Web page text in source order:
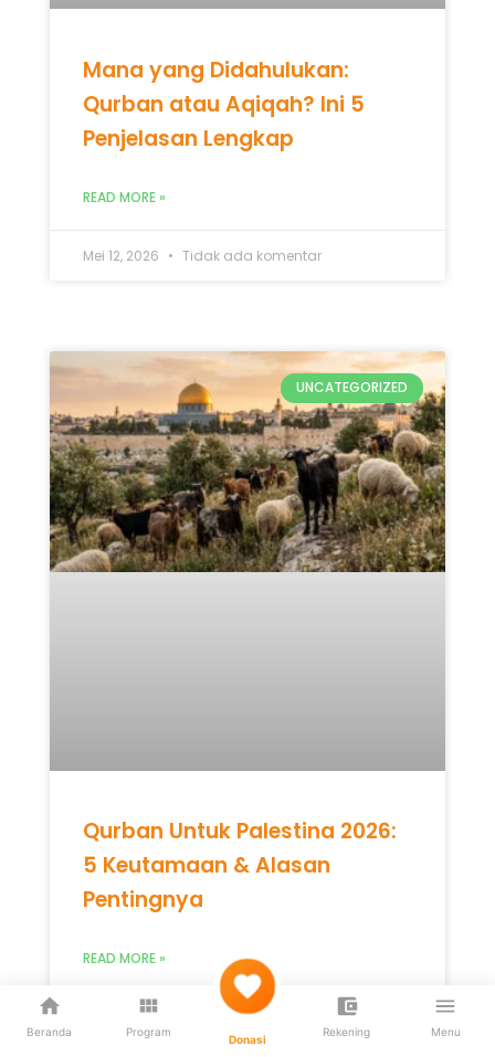
Mana yang Didahulukan:
Qurban atau Aqiqah? Ini 5
Penjelasan Lengkap
READ MORE »
Mei 12, 2026 Tidak ada komentar
UNCATEGORIZED
Qurban Untuk Palestina 2026:
5 Keutamaan & Alasan
Pentingnya
READ MORE »
Mei 12, 2026 Tidak ada komentar
Beranda Program
Donasi
Rekening Menu